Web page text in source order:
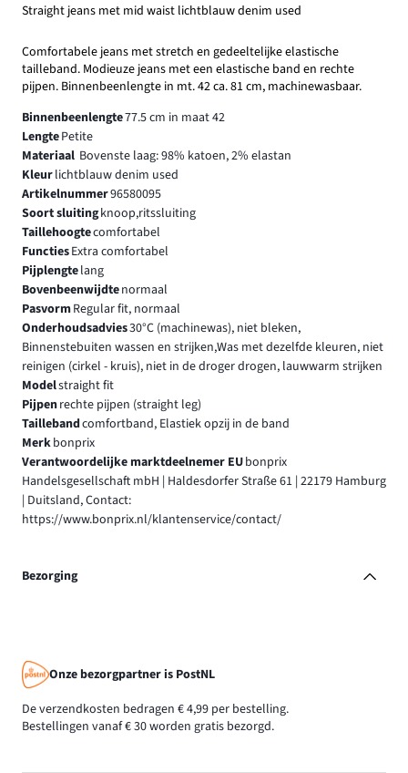
Straight jeans met mid waist lichtblauw denim used
Comfortabele jeans met stretch en gedeeltelijke elastische
tailleband. Modieuze jeans met een elastische band en rechte
pijpen. Binnenbeenlengte in mt. 42 ca. 81 cm, machinewasbaar.
Binnenbeenlengte77.5 cm in maat 42
LengtePetite
Materiaal Bovenste laag: 98% katoen, 2% elastan
Kleurlichtblauw denim used
Artikelnummer96580095
Soort sluitingknoop,ritssluiting
Taillehoogtecomfortabel
FunctiesExtra comfortabel
Pijplengtelang
Bovenbeenwijdtenormaal
PasvormRegular fit, normaal
Onderhoudsadvies30°C (machinewas), niet bleken,
Binnenstebuiten wassen en strijken,Was met dezelfde kleuren, niet
reinigen (cirkel - kruis), niet in de droger drogen, lauwwarm strijken
Modelstraight fit
Pijpenrechte pijpen (straight leg)
Taillebandcomfortband, Elastiek opzij in de band
Merkbonprix
Verantwoordelijke marktdeelnemer EUbonprix
Handelsgesellschaft mbH | Haldesdorfer Straße 61 | 22179 Hamburg
| Duitsland, Contact:
https://www.bonprix.nl/klantenservice/contact/
Bezorging
Onze bezorgpartner is PostNL
De verzendkosten bedragen € 4,99 per bestelling.
Bestellingen vanaf € 30 worden gratis bezorgd.